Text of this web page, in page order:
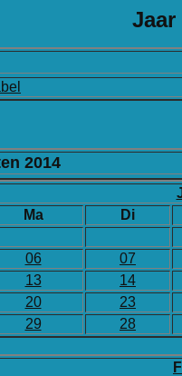
Jaar
2014
Ma
Di
06
07
13
14
20
23
29 28